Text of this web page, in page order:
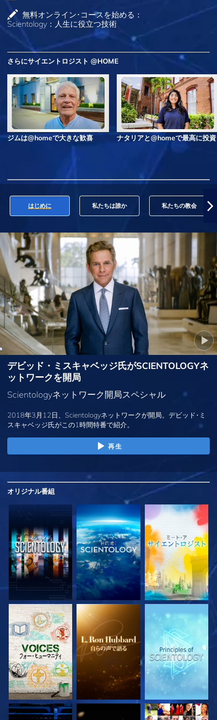
無料オンライン･コースを始める：
Scientology：人生に役立つ技術
さらにサイエントロジスト @HOME
ジムは@homeで大きな歓喜 ナタリアと@homeで最高に投資
はじめに 私たちは誰か 私たちの教会
デビッド・ミスキャベッジ氏がSCIENTOLOGYネ
ットワークを開局
Scientologyネットワーク開局スペシャル
2018年3月12日、Scientologyネットワークが開局。デビッド･ミ
スキャベッジ氏がこの1時間特番で紹介。
再生
オリジナル番組
シリーズを探求 シリーズを探求 シリーズを探求